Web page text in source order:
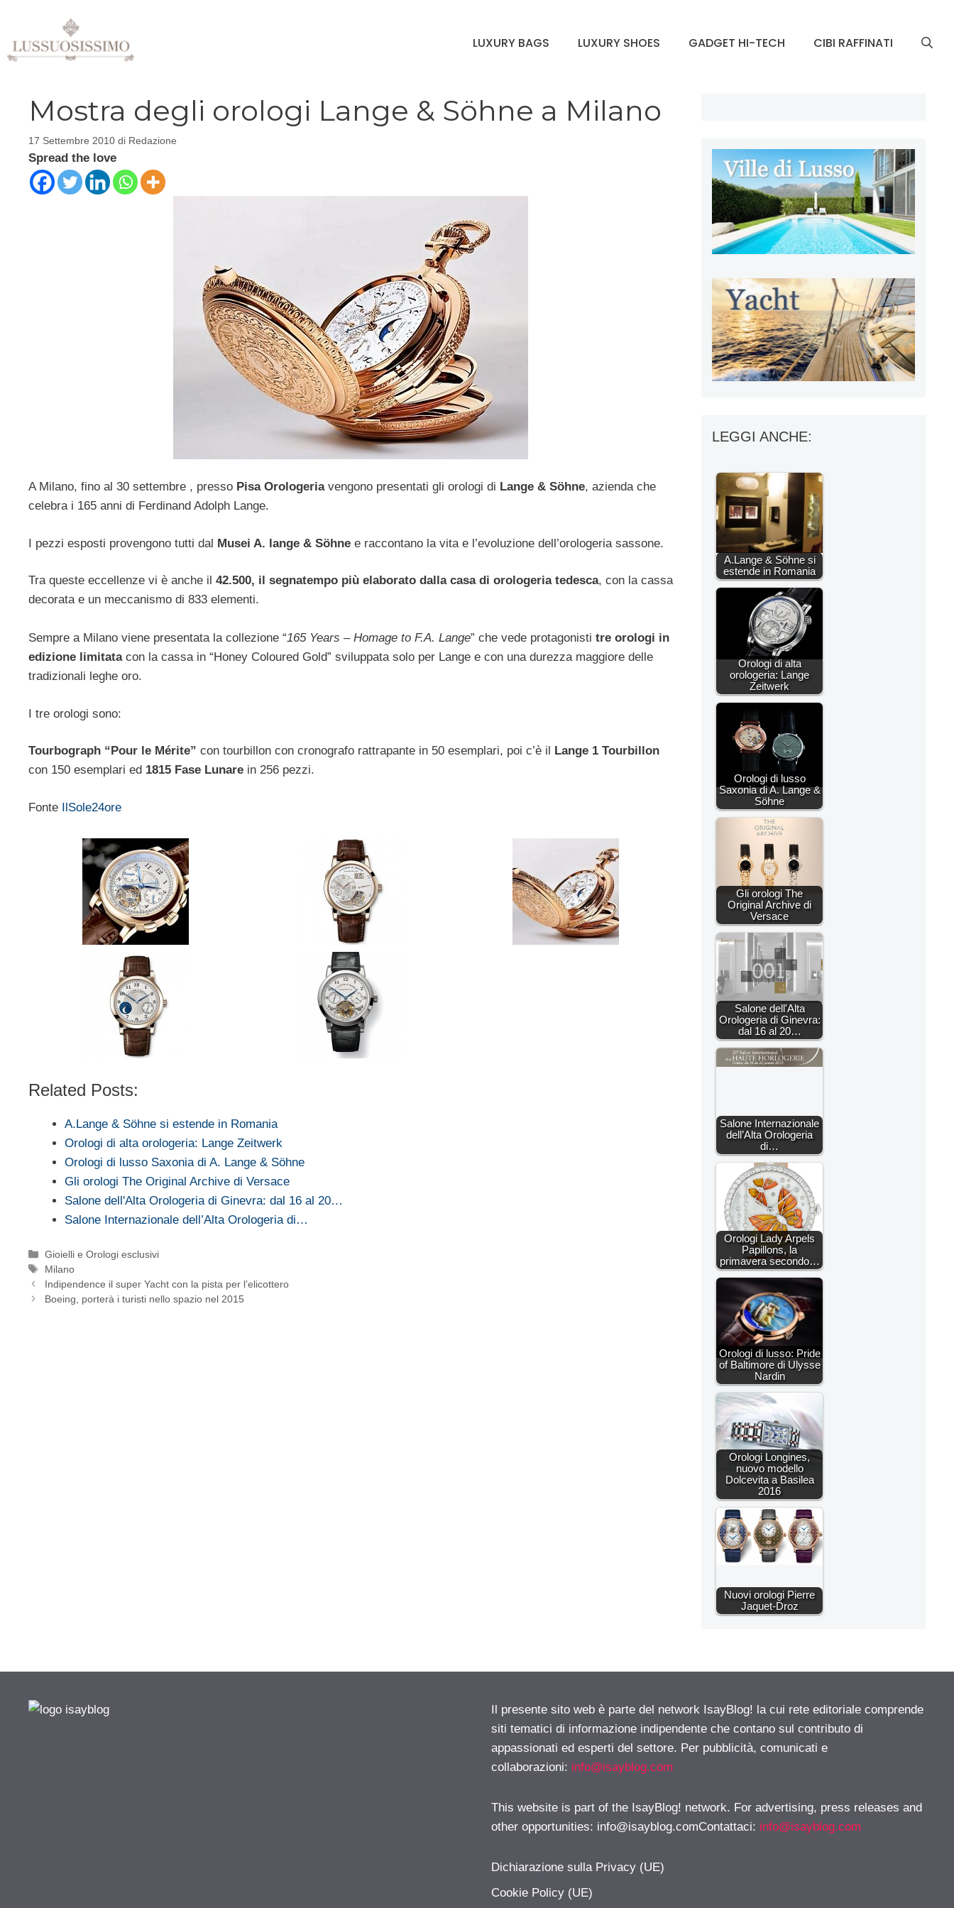
contenuto
LUXURY BAGS LUXURY SHOES GADGET HI-TECH CIBI RAFFINATI
Mostra degli orologi Lange & Söhne a Milano
17 Settembre 2010 di Redazione
Spread the love
A Milano, fino al 30 settembre , presso Pisa Orologeriavengono presentati gli orologi di Lange & Söhne, azienda che
celebra i 165 anni di Ferdinand Adolph Lange.
I pezzi esposti provengono tutti dal Musei A. lange & Söhne e raccontano la vita e l’evoluzione dell’orologeria sassone.
Tra queste eccellenze vi è anche il 42.500, il segnatempo più elaborato dalla casa di orologeria tedesca, con la cassa
decorata e un meccanismo di 833 elementi.
Sempre a Milano viene presentata la collezione “165 Years – Homage to F.A. Lange” che vede protagonisti tre orologi in
edizione limitatacon la cassa in “Honey Coloured Gold” sviluppata solo per Lange e con una durezza maggiore delle
tradizionali leghe oro.
I tre orologi sono:
Tourbograph “Pour le Mérite” con tourbillon con cronografo rattrapante in 50 esemplari, poi c’è il Lange 1 Tourbillon
con 150 esemplari ed 1815 Fase Lunare in 256 pezzi.
Fonte IlSole24ore
Related Posts:
A.Lange & Söhne si estende in Romania
Orologi di alta orologeria: Lange Zeitwerk
Orologi di lusso Saxonia di A. Lange & Söhne
Gli orologi The Original Archive di Versace
Salone dell'Alta Orologeria di Ginevra: dal 16 al 20…
Salone Internazionale dell’Alta Orologeria di…
Categorie
Gioielli e Orologi esclusivi
Tag
Milano
Indipendence il super Yacht con la pista per l’elicottero
Boeing, porterà i turisti nello spazio nel 2015
LEGGI ANCHE:
A.Lange & Söhne si
estende in Romania
Orologi di alta
orologeria: Lange
Zeitwerk
Orologi di lusso
Saxonia di A. Lange &
Söhne
Gli orologi The
Original Archive di
Versace
Salone dell'Alta
Orologeria di Ginevra:
dal 16 al 20…
Salone Internazionale
dell’Alta Orologeria
di…
Orologi Lady Arpels
Papillons, la
primavera secondo…
Orologi di lusso: Pride
of Baltimore di Ulysse
Nardin
Orologi Longines,
nuovo modello
Dolcevita a Basilea
2016
Nuovi orologi Pierre
Jaquet-Droz
Il presente sito web è parte del network IsayBlog! la cui rete editoriale comprende
siti tematici di informazione indipendente che contano sul contributo di
appassionati ed esperti del settore. Per pubblicità, comunicati e
collaborazioni: info@isayblog.com
This website is part of the IsayBlog! network. For advertising, press releases and
other opportunities: info@isayblog.comContattaci: info@isayblog.com
Dichiarazione sulla Privacy (UE)
Cookie Policy (UE)